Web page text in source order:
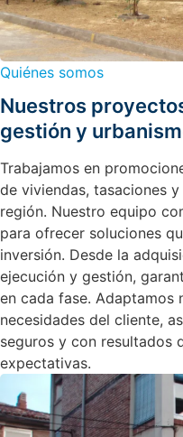
Quiénes somos
Nuestros
gestión y
Trabajamos en
de viviendas, tasaciones
región. Nuestro equipo
para ofrecer soluciones
inversión. Desde la
ejecución y gestión,
en cada fase. Adaptamos
necesidades del cliente,
seguros y con resultados
expectativas.